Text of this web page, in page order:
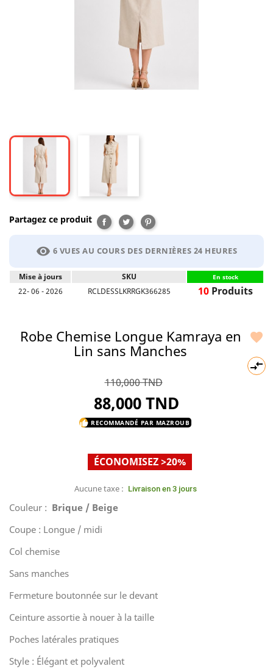
Partagez ce produit Partager
TweetPinterest
visibility 6 VUES AU COURS DES DERNIÈRES 24 HEURES
Mise à jours SKU En stock
22- 06 - 2026 RCLDESSLKRRGK366285 10Produits


Robe Chemise Longue Kamraya en
Lin sans Manches
110,000 TND
88,000 TND
thumb_up RECOMMANDÉ PAR MAZROUB
ÉCONOMISEZ >20%
Aucune taxe : Livraison en 3 jours
Couleur : Brique / Beige
Coupe : Longue / midi
Col chemise
Sans manches
Fermeture boutonnée sur le devant
Ceinture assortie à nouer à la taille
Poches latérales pratiques
Style : Élégant et polyvalent